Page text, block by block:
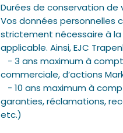
Durées de conservation de
Vos données personnelles
strictement nécessaire à
applicable. Ainsi, EJC
- 3 ans maximum à
commerciale, d’actions
- 10 ans maximum à
garanties, réclamations,
etc.)